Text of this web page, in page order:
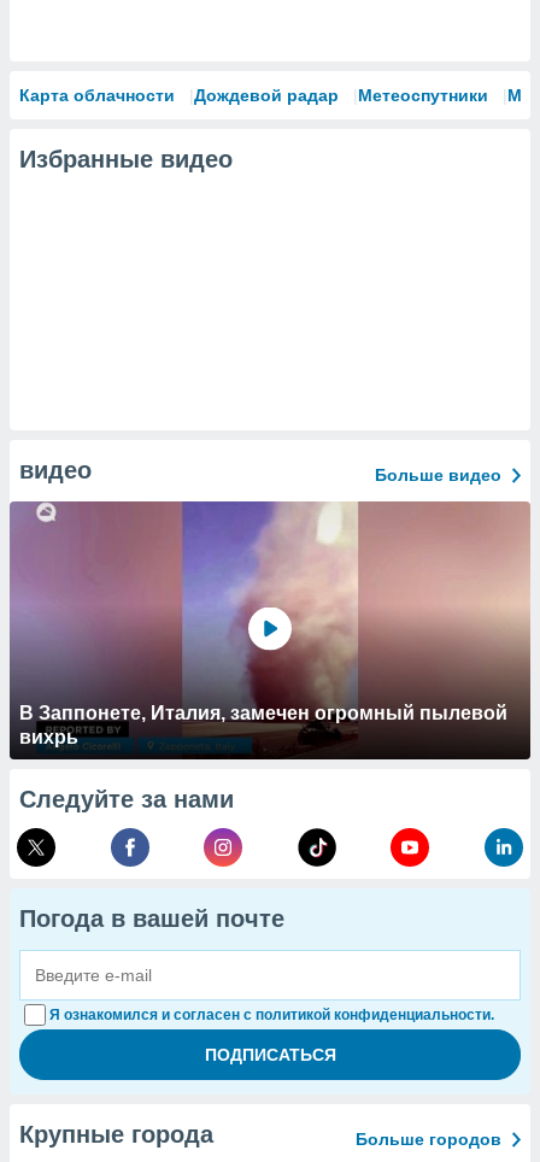
Карта облачности Дождевой радар Метеоспутники
Избранные видео
видео Больше видео
В Заппонете, Италия, замечен огромный пылевой
вихрь
Следуйте за нами
Погода в вашей почте
Я ознакомился и согласен с политикой конфиденциальности.
Крупные города Больше городов